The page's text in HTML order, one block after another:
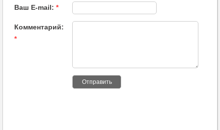
Ваш E-mail: *
Комментарий:
*
Отправить